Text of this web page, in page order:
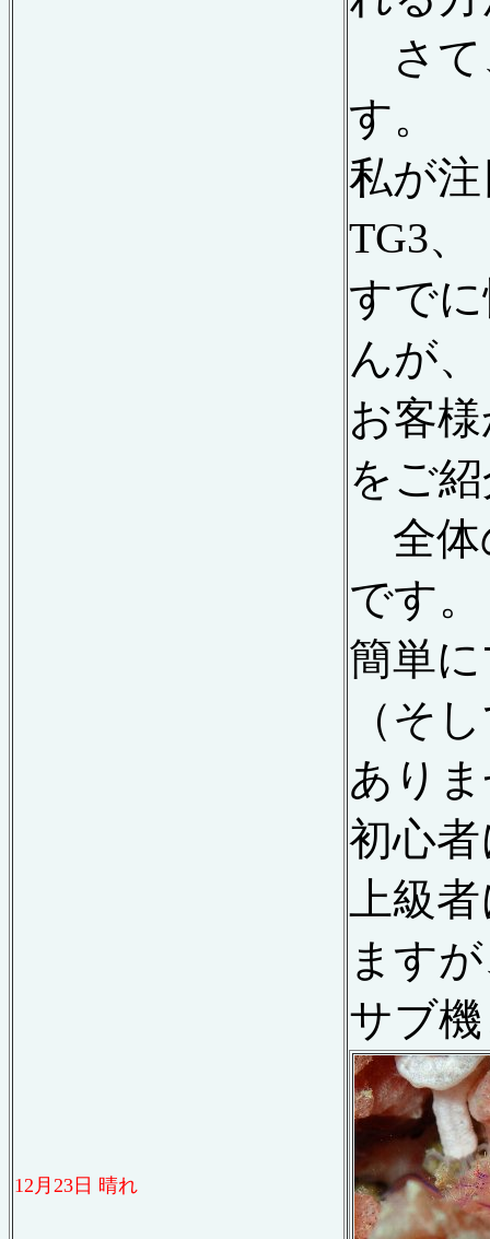
12 月 23 日 晴れ
さて
す。
私が
TG3、
すで
んが、
お客
をご
全体
です。
簡単
（そ
あり
初心
上級
ます
サブ